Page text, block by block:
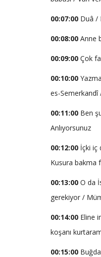
00:07:00 Duâ /
00:08:00 Anne
00:09:00 Çok
00:10:00
es-Semerkandî
00:11:00 Ben
Anlıyorsunuz
00:12:00 İçki iç
Kusura bakma
00:13:00 O da
gerekiyor /
00:14:00 Eline
koşanı
00:15:00